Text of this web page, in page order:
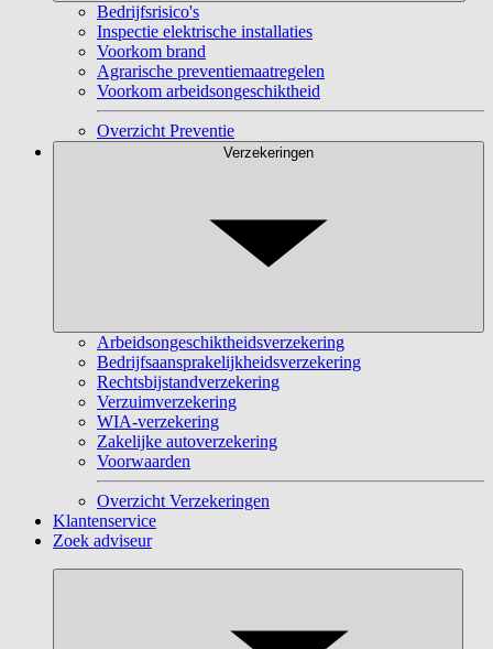
Bedrijfsrisico's
Inspectie elektrische installaties
Voorkom brand
Agrarische preventiemaatregelen
Voorkom arbeidsongeschiktheid
Overzicht Preventie
Verzekeringen
Arbeidsongeschiktheidsverzekering
Bedrijfsaansprakelijkheidsverzekering
Rechtsbijstandverzekering
Verzuimverzekering
WIA-verzekering
Zakelijke autoverzekering
Voorwaarden
Overzicht Verzekeringen
Klantenservice
Zoek adviseur